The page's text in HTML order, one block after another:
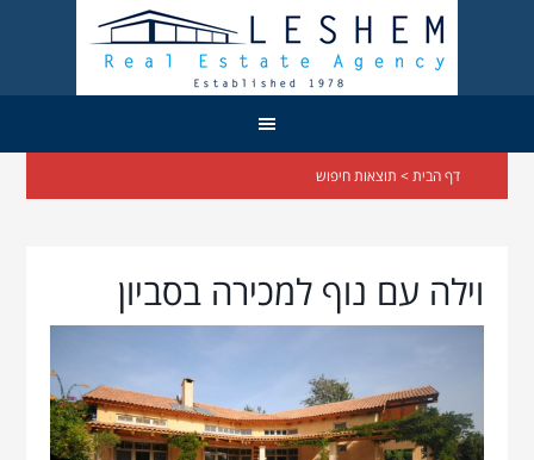
דף הבית> תוצאות חיפוש
וילה עם נוף למכירה בסביון